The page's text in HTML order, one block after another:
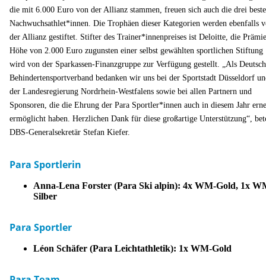
die mit 6.000 Euro von der Allianz stammen, freuen sich auch die drei
Nachwuchsathlet*innen. Die Trophäen dieser Kategorien werden ebenfalls
der Allianz gestiftet. Stifter des Trainer*innenpreises ist Deloitte, die
Höhe von 2.000 Euro zugunsten einer selbst gewählten sportlichen Stiftung
wird von der Sparkassen-Finanzgruppe zur Verfügung gestellt. „Als
Behindertensportverband bedanken wir uns bei der Sportstadt Düsseldorf
der Landesregierung Nordrhein-Westfalens sowie bei allen Partnern und
Sponsoren, die die Ehrung der Para Sportler*innen auch in diesem Jahr
ermöglicht haben. Herzlichen Dank für diese großartige Unterstützung“,
DBS-Generalsekretär Stefan Kiefer.
Para Sportlerin
Anna-Lena Forster (Para Ski alpin): 4x WM-Gold, 1x
Silber
Para Sportler
Léon Schäfer (Para Leichtathletik): 1x WM-Gold